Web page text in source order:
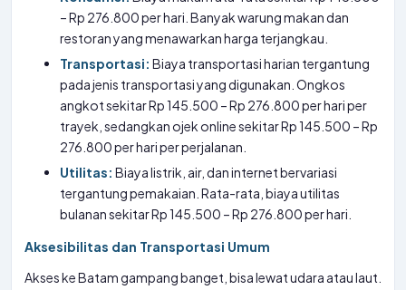
– Rp 276.800 per hari. Banyak warung makan dan
restoran yang menawarkan harga terjangkau.
Transportasi: Biaya transportasi harian tergantung
pada jenis transportasi yang digunakan. Ongkos
angkot sekitar Rp 145.500 – Rp 276.800 per hari per
trayek, sedangkan ojek online sekitar Rp 145.500 – Rp
276.800 per hari per perjalanan.
Utilitas: Biaya listrik, air, dan internet bervariasi
tergantung pemakaian. Rata-rata, biaya utilitas
bulanan sekitar Rp 145.500 – Rp 276.800 per hari.
Aksesibilitas dan Transportasi Umum
Akses ke Batam gampang banget, bisa lewat udara atau laut.